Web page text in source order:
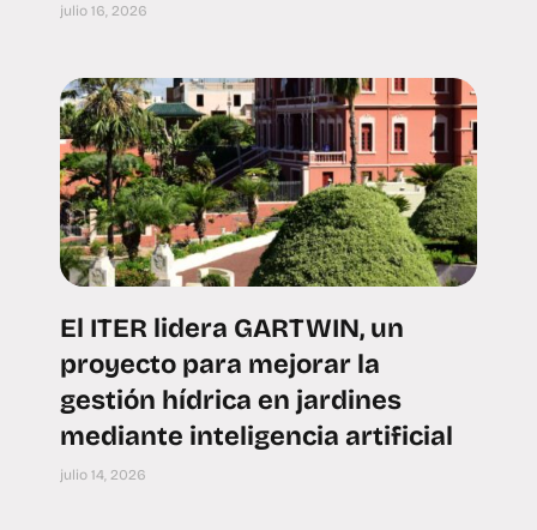
julio 16, 2026
El ITER lidera GARTWIN, un
proyecto para mejorar la
gestión hídrica en jardines
mediante inteligencia artificial
julio 14, 2026